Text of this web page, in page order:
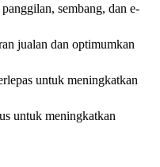
sembang, dan e-
jualan dan optimumkan
untuk meningkatkan
untuk meningkatkan